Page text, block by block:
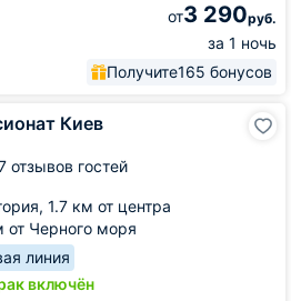
от3 290руб.
за 1 ночь
Получите165 бонусов
Киев
отзывов гостей
1.7 км от центра
от Черного моря
линия
включён